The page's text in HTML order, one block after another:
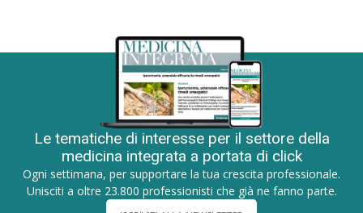
Le tematiche di interesse per il settore della
medicina integrata a portata di click
Ogni settimana, per supportare la tua crescita professionale.
Unisciti a oltre 23.800 professionisti che già ne fanno parte.